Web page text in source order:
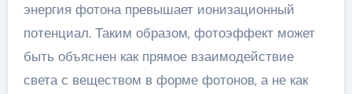
энергия фотона превышает ионизационный
потенциал. Таким образом, фотоэффект может
быть объяснен как прямое взаимодействие
света с веществом в форме фотонов, а не как